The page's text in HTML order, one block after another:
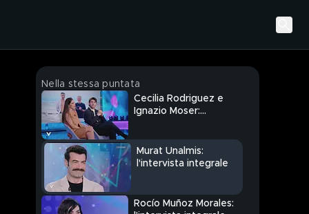
Nella stessa puntata
Cecilia Rodriguez e
Ignazio Moser:
Murat Unalmis:
l'intervista integrale
Rocío Muñoz Morales: